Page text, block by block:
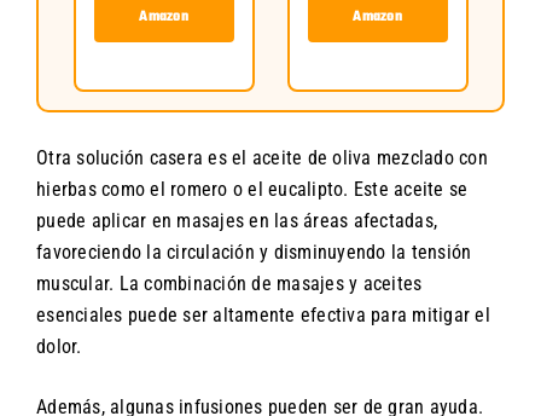
Amazon
Amazon
Otra solución casera es el aceite de oliva mezclado con
hierbas como el romero o el eucalipto. Este aceite se
puede aplicar en masajes en las áreas afectadas,
favoreciendo la circulación y disminuyendo la tensión
muscular. La combinación de masajes y aceites
esenciales puede ser altamente efectiva para mitigar el
dolor.
Además, algunas infusiones pueden ser de gran ayuda.